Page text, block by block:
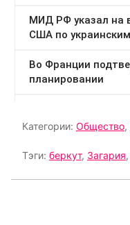
Категории: Общество,
Тэги: беркут, Загария,